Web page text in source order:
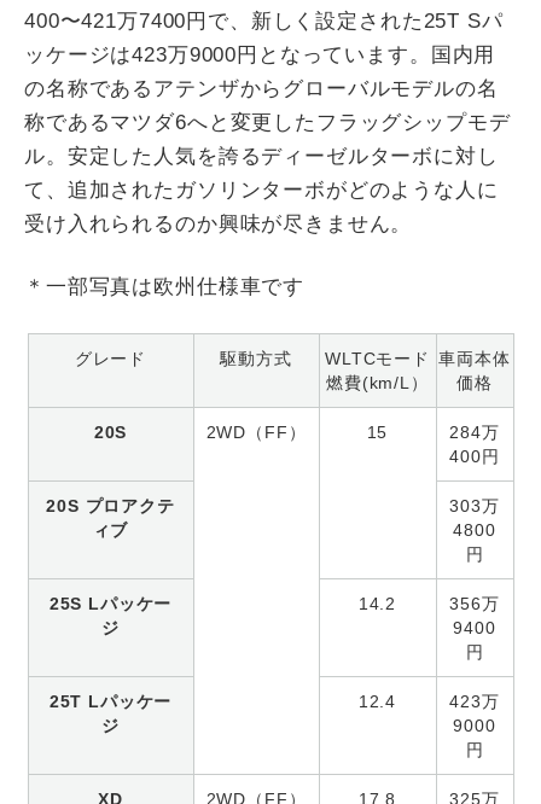
400〜421万7400円で、新しく設定された25T Sパ
ッケージは423万9000円となっています。国内用
の名称であるアテンザからグローバルモデルの名
称であるマツダ6へと変更したフラッグシップモデ
ル。安定した人気を誇るディーゼルターボに対し
て、追加されたガソリンターボがどのような人に
受け入れられるのか興味が尽きません。
＊一部写真は欧州仕様車です
グレード 駆動方式
WLTCモード
燃費(km/L）
車両本体
価格
20S 2WD（FF） 15
284万
400円
20S プロアクテ
ィブ
303万
4800
円
25S Lパッケー
ジ
14.2
356万
9400
円
25T Lパッケー
ジ
12.4
423万
9000
円
XD 2WD（FF） 17.8 325万